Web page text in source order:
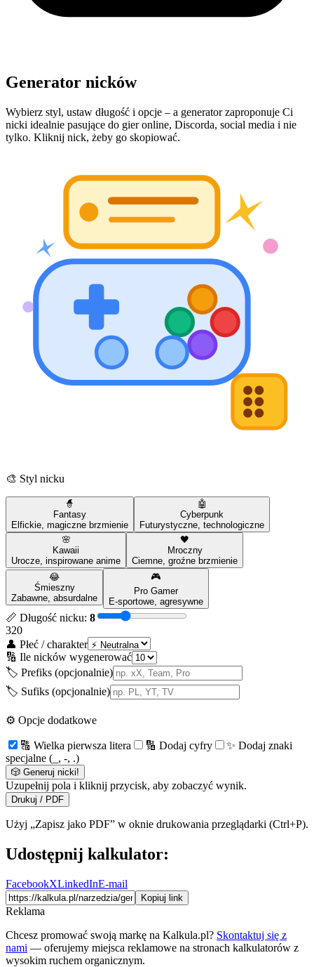
Generator nicków
Wybierz styl, ustaw długość i opcje – a generator zaproponuje Ci
nicki idealnie pasujące do gier online, Discorda, social media i nie
tylko. Kliknij nick, żeby go skopiować.
🎨 Styl nicku
🧙
Fantasy
Elfickie, magiczne brzmienie
🤖
Cyberpunk
Futurystyczne, technologiczne
🌸
Kawaii
Urocze, inspirowane anime
🖤
Mroczny
Ciemne, groźne brzmienie
😂
Śmieszny
Zabawne, absurdalne
🎮
Pro Gamer
E-sportowe, agresywne
📏 Długość nicku: 8
320
👤 Płeć / charakter
🔢 Ile nicków wygenerować
🏷️ Prefiks (opcjonalnie)
🏷️ Sufiks (opcjonalnie)
⚙️ Opcje dodatkowe
🔠 Wielka pierwsza litera 🔢 Dodaj cyfry
✨ Dodaj znaki
specjalne (_, -, .)
🎲 Generuj nicki!
Uzupełnij pola i kliknij przycisk, aby zobaczyć wynik.
Drukuj / PDF
Użyj „Zapisz jako PDF” w oknie drukowania przeglądarki (Ctrl+P).
Udostępnij kalkulator:
FacebookXLinkedInE-mail
Kopiuj link
Reklama
Chcesz promować swoją markę na Kalkula.pl? Skontaktuj się z
nami — oferujemy miejsca reklamowe na stronach kalkulatorów z
wysokim ruchem organicznym.